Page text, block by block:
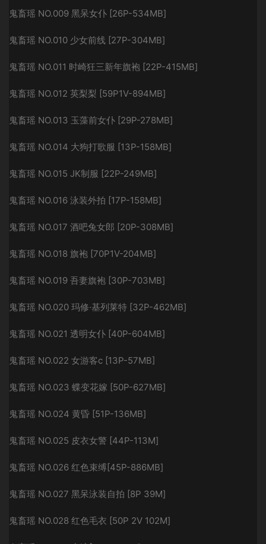
鬼畜瑶 NO.009 黑呆女仆 [26P-534MB]
鬼畜瑶 NO.010 少女前线 [27P-304MB]
鬼畜瑶 NO.011 时崎狂三新年旗袍 [22P-415MB]
鬼畜瑶 NO.012 英梨梨 [59P1V-894MB]
鬼畜瑶 NO.013 玉藻前女仆 [29P-278MB]
鬼畜瑶 NO.014 大狗打歌服 [13P-158MB]
鬼畜瑶 NO.015 JK制服 [22P-249MB]
鬼畜瑶 NO.016 泳装外拍 [17P-158MB]
鬼畜瑶 NO.017 酒吧兔女郎 [20P-308MB]
鬼畜瑶 NO.018 旗袍 [70P1V-204MB]
鬼畜瑶 NO.019 吾妻旗袍 [30P-703MB]
鬼畜瑶 NO.020 玛修·基列莱特 [32P-462MB]
鬼畜瑶 NO.021 透明女仆 [40P-604MB]
鬼畜瑶 NO.022 女游客c [13P-57MB]
鬼畜瑶 NO.023 蝶变花嫁 [50P-627MB]
鬼畜瑶 NO.024 黄昏 [51P-136MB]
鬼畜瑶 NO.025 皮衣女警 [44P-113M]
鬼畜瑶 NO.026 红色束缚[45P-886MB]
鬼畜瑶 NO.027 黑呆泳装自拍 [8P 39M]
鬼畜瑶 NO.028 红色毛衣 [50P 2V 102M]